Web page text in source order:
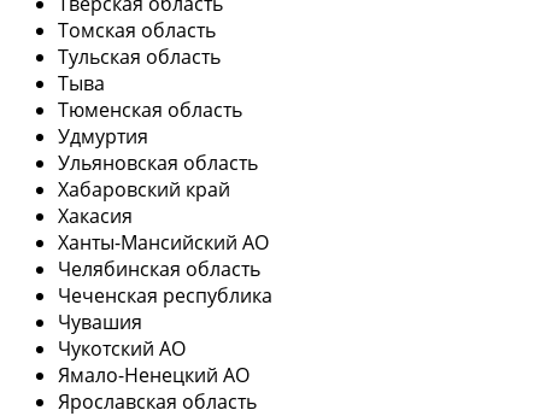
Томская область
Тульская область
Тыва
Тюменская область
Удмуртия
Ульяновская область
Хабаровский край
Хакасия
Ханты-Мансийский АО
Челябинская область
Чеченская республика
Чувашия
Чукотский АО
Ямало-Ненецкий АО
Ярославская область